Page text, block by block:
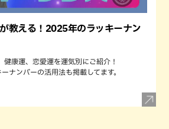
教える！2025年のラッキーナン
健康運、恋愛運を運気別にご紹介！
ナンバーの活用法も掲載してます。